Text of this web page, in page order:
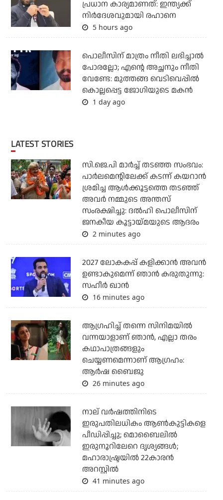
പ്രധാന കാര്യമാണത്: ഇന്ത്യക്ക്
നിര്‍ദേശവുമായി രഹാനെ
5 hours ago
പൊലീസിന് മാത്രം നീതി ലഭിച്ചാല്‍
പോരല്ലോ; എന്റെ അച്ഛനും നീതി
വേണ്ടേ: മുത്തങ്ങ വെടിവെപ്പില്‍
കൊല്ലപ്പെട്ട ജോഗിയുടെ മകന്‍
1 day ago
LATEST STORIES
സി.ജെ.പി മാര്‍ച്ച് തടഞ്ഞ സംഭവം:
പാര്‍ലമെന്റിലേക്ക് കടന്ന് കയറാന്‍
ശ്രമിച്ച ആള്‍ക്കൂട്ടത്തെ തടഞ്ഞ്
അവര്‍ നമ്മുടെ അന്തസ്
സംരക്ഷിച്ചു: ദല്‍ഹി പൊലീസിന്
ജനകീയ കൂട്ടായ്മയുടെ ആദരം
2 minutes ago
2027 ലോകകപ്പ് കളിക്കാന്‍ അവന്‍
ഉണ്ടാകുമെന്ന് ഞാന്‍ കരുതുന്നു:
സഹീര്‍ ഖാന്‍
16 minutes ago
ആഗ്രഹിച്ച് തന്നെ സിനിമയില്‍
വന്നയാളാണ് ഞാന്‍, എല്ലാ തരം
കഥാപാത്രങ്ങളും
ചെയ്യണമെന്നാണ് ആഗ്രഹം:
ആര്‍ഷ ബൈജു
26 minutes ago
നാല് വര്‍ഷത്തിനിടെ
ഇരുപതിലധികം ആണ്‍കുട്ടികളെ
പീഡിപ്പിച്ചു; മൊബൈലില്‍
ഇരുനൂറിലേറെ ദൃശ്യങ്ങള്‍;
മഹാരാഷ്ട്രയില്‍ 22കാരന്‍
അറസ്റ്റില്‍
41 minutes ago